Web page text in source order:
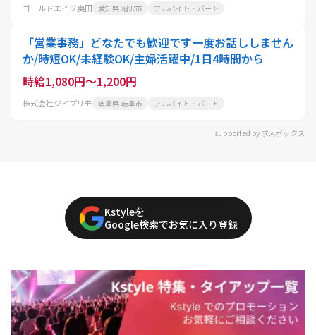
ゴールドエイジ奥田 愛知県 稲沢市 アルバイト・パート
「営業事務」どなたでも歓迎です一度お話ししません
か/時短OK/未経験OK/主婦活躍中/1日4時間から
時給1,080円～1,200円
株式会社ジイプリモ 岐阜県 岐阜市 アルバイト・パート
supported by 求人ボックス
Kstyleを
Google検索でお気に入り登録